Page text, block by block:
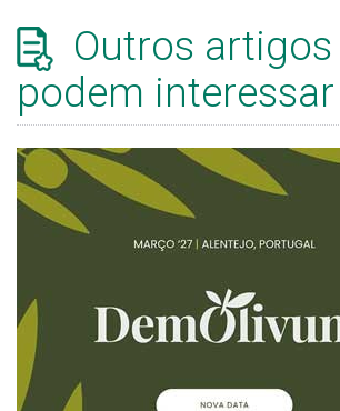
Outros
podem interessar